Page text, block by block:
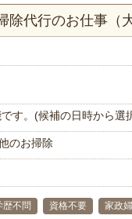
代行のお仕事（
す。(候補の日時から選
のお掃除
歴不問 資格不要 家政